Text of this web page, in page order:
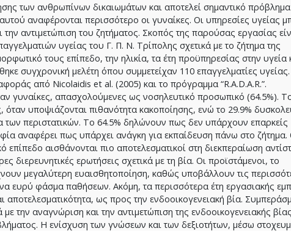
των ανθρωπίνων δικαιωμάτων και αποτελεί σημαντικό πρόβλημα
αναφέρονται περισσότερο οι γυναίκες. Οι υπηρεσίες υγείας
αντιμετώπιση του ζητήματος. Σκοπός της παρούσας εργασίας
υγείας του Γ. Π. Ν. Τρίπολης σχετικά με το ζήτημα της
τους επίπεδο, την ηλικία, τα έτη προϋπηρεσίας στην υγεία
συγχρονική μελέτη όπου συμμετείχαν 110 επαγγελματίες υγείας.
από Nicolaidis et al. (2005) και το πρόγραμμα “R.A.D.A.R.”.
γυναίκες, απασχολούμενες ως νοσηλευτικό προσωπικό (64.5%).
όταν υποψιάζονται πιθανότητα κακοποίησης, ενώ το 29.9%
των περιστατικών. Το 64.5% δηλώνουν πως δεν υπάρχουν επαρκείς
αναφέρει πως υπάρχει ανάγκη για εκπαίδευση πάνω στο ζήτημα.
αισθάνονται πιο αποτελεσματικοί στη διεκπεραίωση
διερευνητικές ερωτήσεις σχετικά με τη βία. Οι προϊστάμενοι, το
μεγαλύτερη ευαισθητοποίηση, καθώς υποβάλλουν τις
ευρύ φάσμα παθήσεων. Ακόμη, τα περισσότερα έτη εργασιακής
αποτελεσματικότητα, ως προς την ενδοοικογενειακή βία.
την αναγνώριση και την αντιμετώπιση της ενδοοικογενειακής βίας
Η ενίσχυση των γνώσεων και των δεξιοτήτων, μέσω